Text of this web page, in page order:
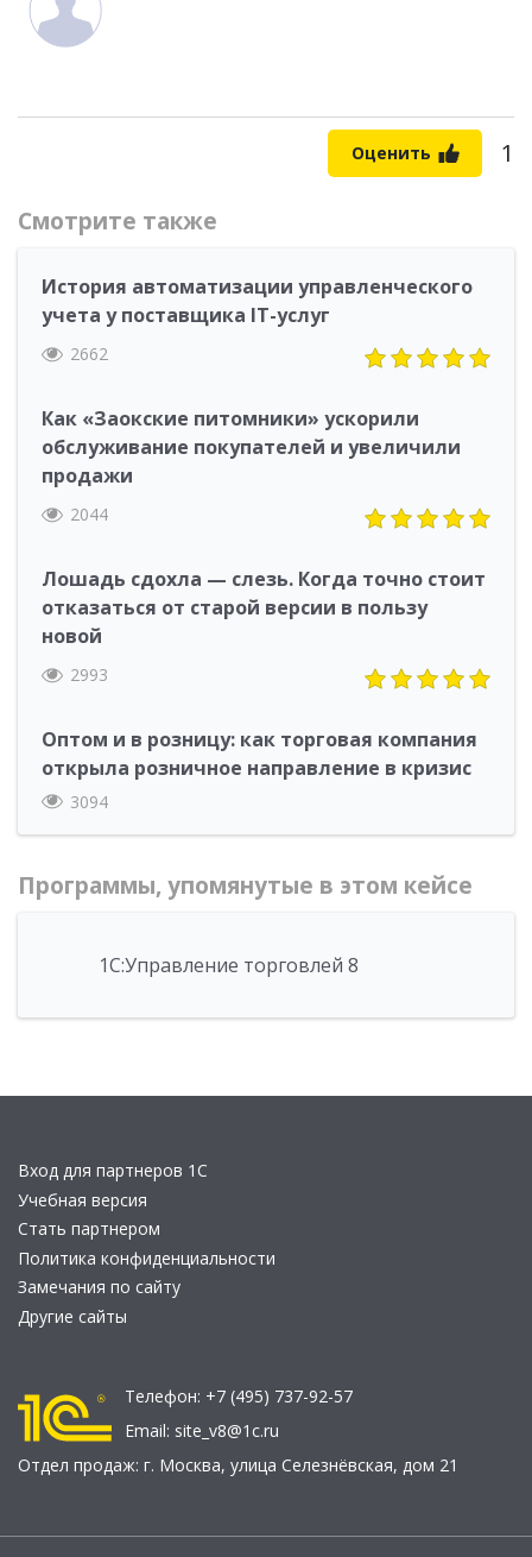
Оценить 1
Смотрите также
История автоматизации управленческого
учета у поставщика IT-услуг
2662
Как «Заокские питомники» ускорили
обслуживание покупателей и увеличили
продажи
2044
Лошадь сдохла — слезь. Когда точно стоит
отказаться от старой версии в пользу
новой
2993
Оптом и в розницу: как торговая компания
открыла розничное направление в кризис
3094
Программы, упомянутые в этом кейсе
1С:Управление торговлей 8
Вход для партнеров 1С
Учебная версия
Стать партнером
Политика конфиденциальности
Замечания по сайту
Другие сайты
Телефон: +7 (495) 737-92-57
Email: site_v8@1c.ru
Отдел продаж: г. Москва, улица Селезнёвская, дом 21